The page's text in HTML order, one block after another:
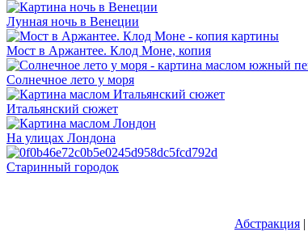
Лунная ночь в Венеции
Мост в Аржантее. Клод Моне, копия
Солнечное лето у моря
Итальянский сюжет
На улицах Лондона
Старинный городок
Абстракция |